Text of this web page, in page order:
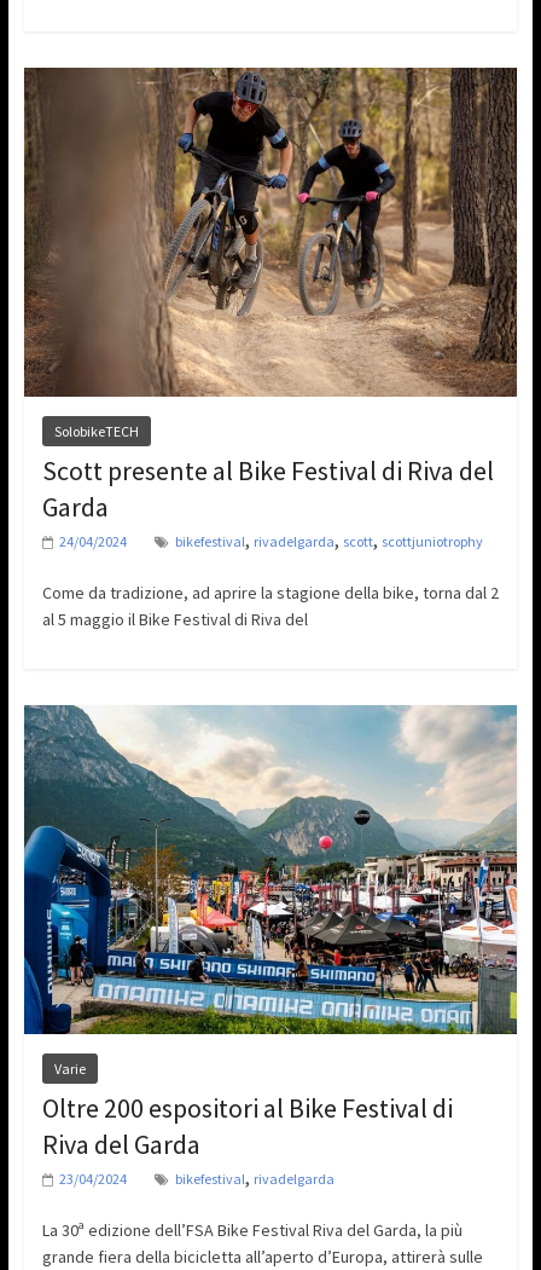
SolobikeTECH
Scott presente al Bike Festival di Riva del
Garda
24/04/2024 bikefestival, rivadelgarda, scott, scottjuniotrophy
Come da tradizione, ad aprire la stagione della bike, torna dal 2
al 5 maggio il Bike Festival di Riva del
Varie
Oltre 200 espositori al Bike Festival di
Riva del Garda
23/04/2024 bikefestival, rivadelgarda
La 30ª edizione dell’FSA Bike Festival Riva del Garda, la più
grande fiera della bicicletta all’aperto d’Europa, attirerà sulle